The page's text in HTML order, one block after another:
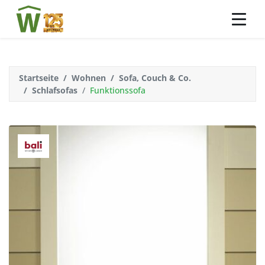
Startseite Wohnen
Sofa, Couch & Co.
Schlafsofas
Funktionssofa